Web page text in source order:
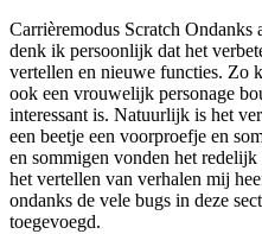
Carrièremodus Scratch
denk ik persoonlijk dat het
vertellen en nieuwe functies. Zo
ook een vrouwelijk personage
interessant is. Natuurlijk is het
een beetje een voorproefje en
en sommigen vonden het
het vertellen van verhalen mij
ondanks de vele bugs in deze
toegevoegd.